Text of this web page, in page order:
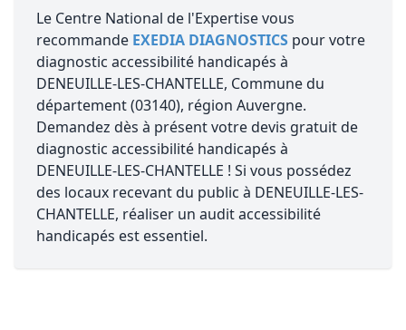
Le Centre National de l'Expertise vous
recommande EXEDIA DIAGNOSTICS pour votre
diagnostic accessibilité handicapés à
DENEUILLE-LES-CHANTELLE, Commune du
département (03140), région Auvergne.
Demandez dès à présent votre devis gratuit de
diagnostic accessibilité handicapés à
DENEUILLE-LES-CHANTELLE ! Si vous possédez
des locaux recevant du public à DENEUILLE-LES-
CHANTELLE, réaliser un audit accessibilité
handicapés est essentiel.